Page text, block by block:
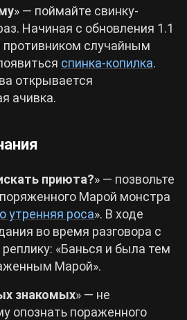
» — поймайте свинку-
Начиная с обновления 1.1
случайным
спинка-копилка.
открывается
ачивка.
приюта?» — позвольте
Марой монстра
утренняя роса». В ходе
во время разговора с
«Банься и была тем
Марой».
знакомых» — не
опознать пораженного